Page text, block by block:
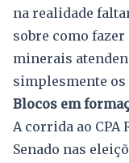
na realidade
sobre como
minerais
simplesmente
Blocos em
A corrida ao CPA
Senado nas